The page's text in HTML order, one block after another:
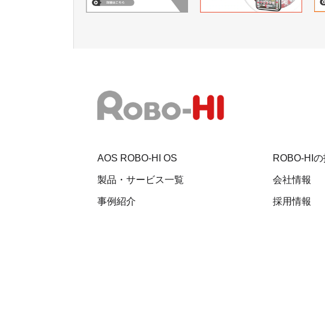
AOS ROBO-HI OS
製品・サービス一覧
事例紹介
ROBO-HI
会社情報
採用情報